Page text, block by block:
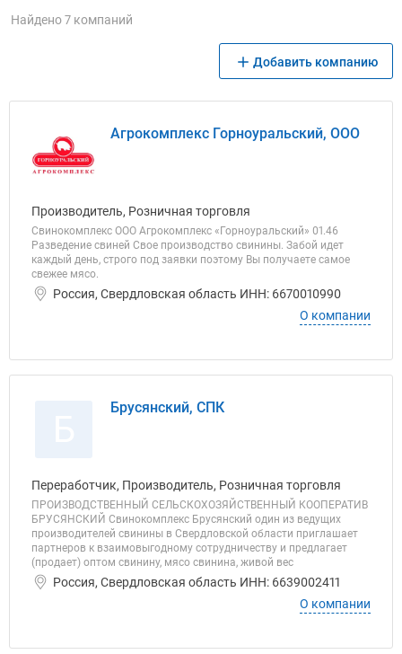
Найдено 7 компаний
Добавить компанию
Агрокомплекс Горноуральский, ООО
Производитель, Розничная торговля
Свинокомплекс ООО Агрокомплекс «Горноуральский» 01.46
Разведение свиней Свое производство свинины. Забой идет
каждый день, строго под заявки поэтому Вы получаете самое
свежее мясо.
Россия, Свердловская область ИНН: 6670010990
О компании
Брусянский, СПК
Переработчик, Производитель, Розничная торговля
ПРОИЗВОДСТВЕННЫЙ СЕЛЬСКОХОЗЯЙСТВЕННЫЙ КООПЕРАТИВ
БРУСЯНСКИЙ Свинокомплекс Брусянский один из ведущих
производителей свинины в Свердловской области приглашает
партнеров к взаимовыгодному сотрудничеству и предлагает
(продает) оптом свинину, мясо свинина, живой вес
Россия, Свердловская область ИНН: 6639002411
О компании